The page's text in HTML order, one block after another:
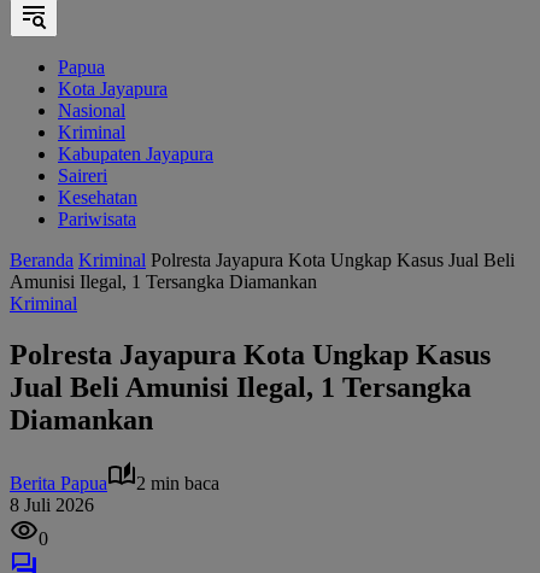
Papua
Kota Jayapura
Nasional
Kriminal
Kabupaten Jayapura
Saireri
Kesehatan
Pariwisata
Beranda Kriminal Polresta Jayapura Kota Ungkap Kasus Jual Beli
Amunisi Ilegal, 1 Tersangka Diamankan
Kriminal
Polresta Jayapura Kota Ungkap Kasus
Jual Beli Amunisi Ilegal, 1 Tersangka
Diamankan
Berita Papua
2 min baca
8 Juli 2026
0